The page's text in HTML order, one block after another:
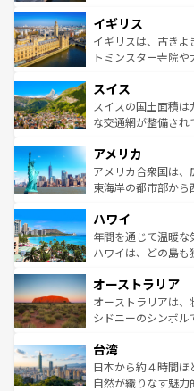
いる。シャンパンの
香り高いラベンダ
らに、パリ以外の
れる地方に足を運ぶ
きるだろ
を参照してほしい。
顔を持つこの国は、
ルリンの文化的活
してライン川沿い
は、お酒好きな人にはぜ
ドイツ情報はコンテ
イギリス
イギリスは、古き
トミンスター寺院
リアごとに異なる魅
ティー、ビール好
戦など、本場だか
ンツ一覧を参照して
スイス
スイスの国土面積
な交通網が整備さ
の建物がそのまま残
博物館もあり、アル
ことができる。国
ば市内交通費無料で観
着のスイス情報はコ
アメリカ
アメリカ合衆国は、
東海岸の都市部か
のような巨大都市は
ンメントが詰まっ
西部には大自然が
部のニューオーリン
文化が魅力。旅行者
しみながら、その
ならではの贅沢な旅のスタイルだ
情報はコンテンツ一
ハワイ
年間を通じて温暖
ハワイは、どの島
ワイ島は見逃せない
島だが、静かな自然
おすすめ。エメラ
れるおもてなしの心
人々、おいしいロ
ク、伝統的なフラ
オーストラリア
オーストラリアは、
シドニーのシンボ
リアリーフや大陸中
ク）、タスマニア
ど、見どころがた
台湾
日本から約４時間
自然が織りなす魅